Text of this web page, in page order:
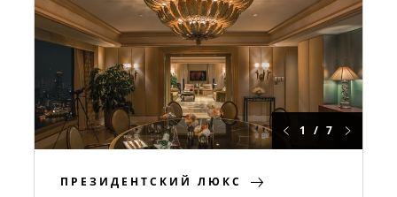
1 / 7
ПРЕЗИДЕНТСКИЙ ЛЮКС